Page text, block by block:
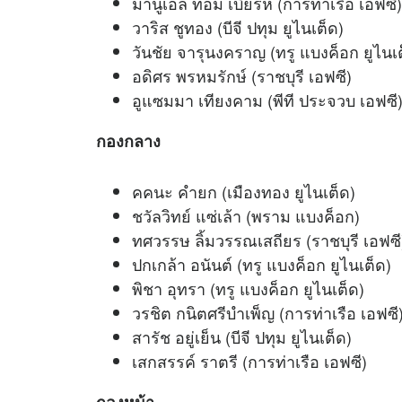
วาริส ชูทอง (บีจี ปทุม ยูไนเต็ด)
วันชัย จารุนงคราญ (ทรู แบงค็อก ยูไน
อดิศร พรหมรักษ์ (ราชบุรี เอฟซี)
อูแซมมา เทียงคาม (พีที ประจวบ เอฟซี)
กองกลาง
คคนะ คำยก (เมืองทอง ยูไนเต็ด)
ชวัลวิทย์ แซ่เล้า (พราม แบงค็อก)
ทศวรรษ ลิ้มวรรณเสถียร (ราชบุรี เอฟ
ปกเกล้า อนันต์ (ทรู แบงค็อก ยูไนเต็ด)
พิชา อุทรา (ทรู แบงค็อก ยูไนเต็ด)
วรชิต กนิตศรีบำเพ็ญ (การท่าเรือ เอฟซี)
สารัช อยู่เย็น (บีจี ปทุม ยูไนเต็ด)
เสกสรรค์ ราตรี (การท่าเรือ เอฟซี)